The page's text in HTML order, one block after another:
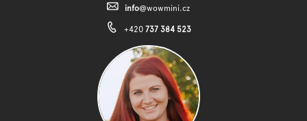
info@wowmini.cz
+420 737 384 523